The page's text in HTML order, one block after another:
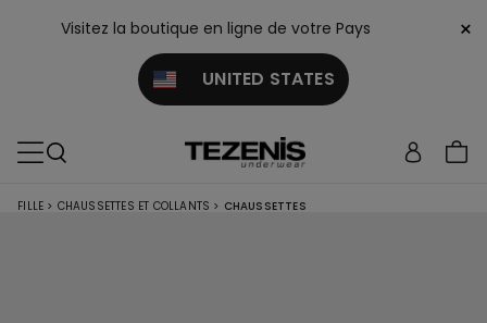
Visitez la boutique en ligne de votre Pays
UNITED STATES
×
FILLE > CHAUSSETTES ET COLLANTS > CHAUSSETTES